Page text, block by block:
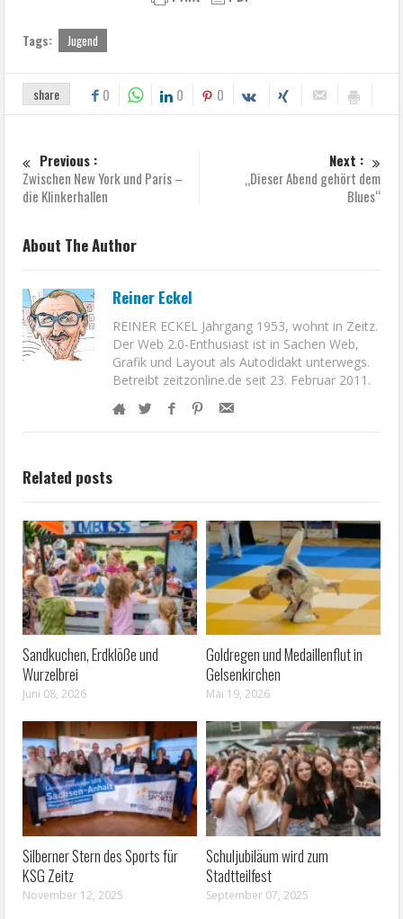
Tags: Jugend
share 0 0 0
Previous :
Zwischen New York und Paris –
die Klinkerhallen
Next :
„Dieser Abend gehört dem
Blues“
About The Author
Reiner Eckel
REINER ECKEL Jahrgang 1953, wohnt in Zeitz.
Der Web 2.0-Enthusiast ist in Sachen Web,
Grafik und Layout als Autodidakt unterwegs.
Betreibt zeitzonline.de seit 23. Februar 2011.
Related posts
Sandkuchen, Erdklöße und
Wurzelbrei
Juni 08, 2026
Goldregen und Medaillenflut in
Gelsenkirchen
Mai 19, 2026
Silberner Stern des Sports für
KSG Zeitz
November 12, 2025
Schuljubiläum wird zum
Stadtteilfest
September 07, 2025